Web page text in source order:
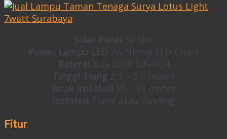
Solar Panel 5v 18w
Power Lampu LED 7w Nichia LED Chips
Baterai 3,2v 20Ah LifePO4
Tinggi Tiang 2,5 – 3,5 meter
Jarak Instalasi 10 – 15 meter
Instalasi Tiang atau Dinding
Fitur